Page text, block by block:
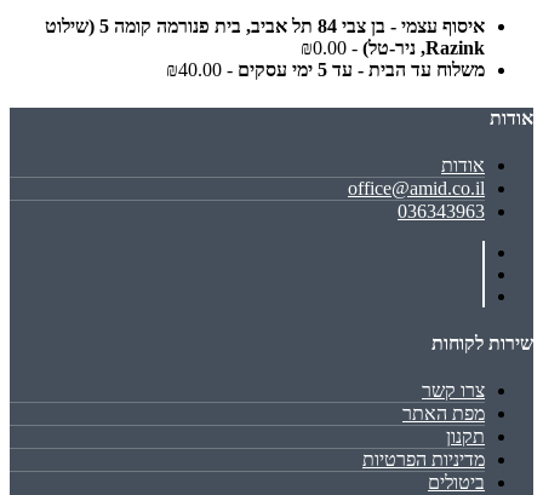
איסוף עצמי - בן צבי 84 תל אביב, בית פנורמה קומה 5 (שילוט
Razink, ניר-טל)
- ₪0.00
משלוח עד הבית - עד 5 ימי עסקים
- ₪40.00
אודות
אודות
office@amid.co.il
036343963
שירות לקוחות
צרו קשר
מפת האתר
תקנון
מדיניות הפרטיות
ביטולים